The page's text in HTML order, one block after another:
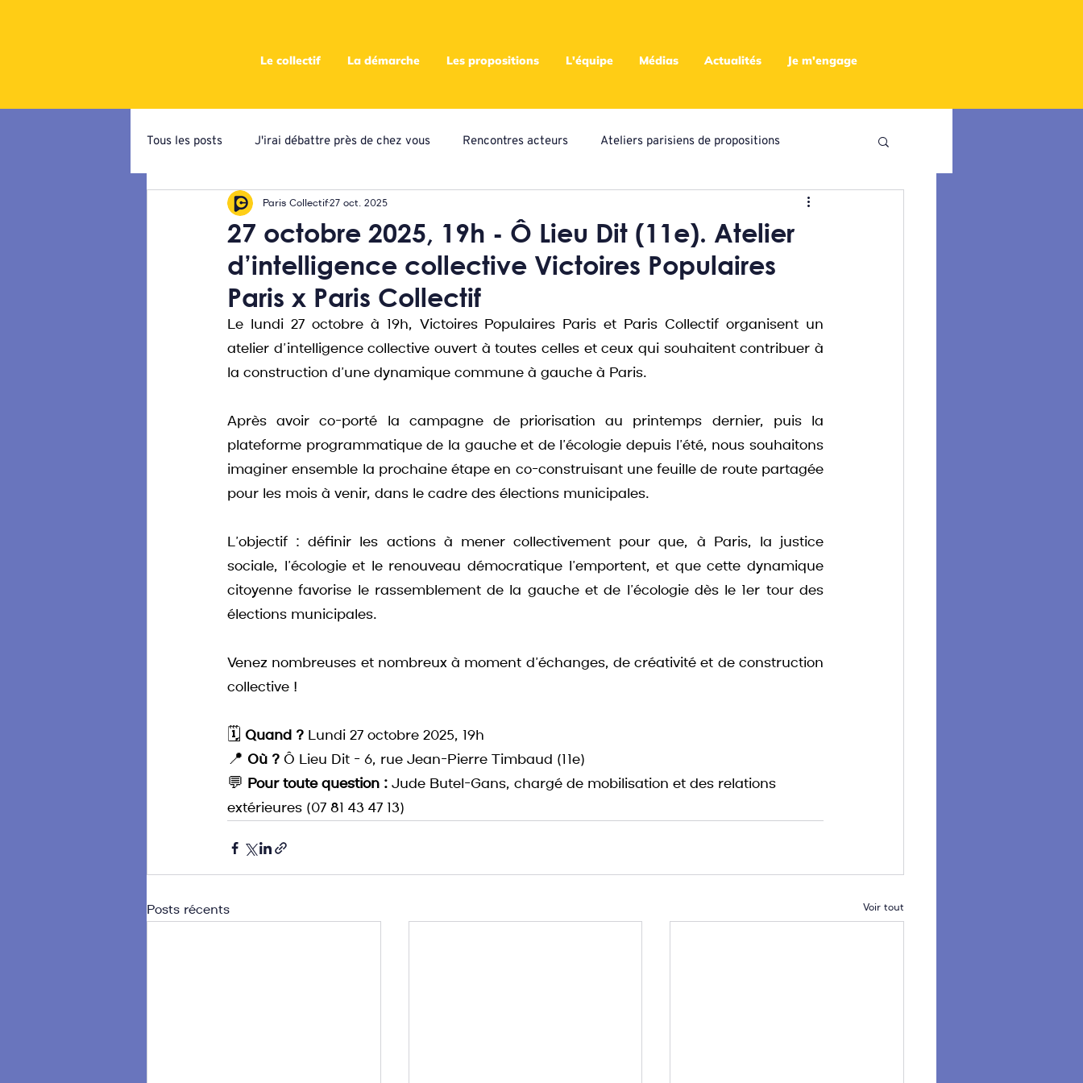
Le collectif La démarche Les propositions L'équipe Médias Actualités Je m'engage
Tous les posts J'irai débattre près de chez vous Rencontres acteurs Ateliers parisiens de propositions
Campagne de priorisation Ateliers locaux de propositions
Ateliers programmatiques Campagne citoyenne
27 octobre 2025, 19h - Ô Lieu Dit (11e). Atelier
d’intelligence collective Victoires Populaires
Paris x Paris Collectif
Paris Collectif27 oct. 2025
Le lundi 27 octobre à 19h, Victoires Populaires Paris et Paris Collectif organisent un
atelier d’intelligence collective ouvert à toutes celles et ceux qui souhaitent contribuer à
la construction d’une dynamique commune à gauche à Paris.
Après avoir co-porté la campagne de priorisation au printemps dernier, puis la
plateforme programmatique de la gauche et de l’écologie depuis l’été, nous souhaitons
imaginer ensemble la prochaine étape en co-construisant une feuille de route partagée
pour les mois à venir, dans le cadre des élections municipales.
L’objectif : définir les actions à mener collectivement pour que, à Paris, la justice
sociale, l’écologie et le renouveau démocratique l’emportent, et que cette dynamique
citoyenne favorise le rassemblement de la gauche et de l’écologie dès le 1er tour des
élections municipales.
Venez nombreuses et nombreux à moment d’échanges, de créativité et de construction
collective !
🗓️ Quand ? Lundi 27 octobre 2025, 19h
📍 Où ? Ô Lieu Dit - 6, rue Jean-Pierre Timbaud (11e)
💬 Pour toute question : Jude Butel-Gans, chargé de mobilisation et des relations
extérieures (07 81 43 47 13)
Posts récents Voir tout